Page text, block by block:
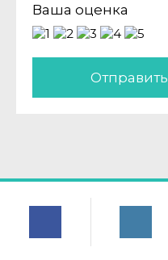
Ваша оценка
Отправить